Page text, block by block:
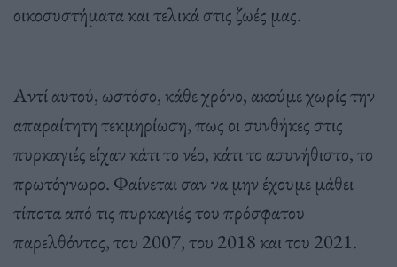
οικοσυστήματα και τελικά στις ζωές μας.
Αντί αυτού, ωστόσο, κάθε χρόνο, ακούμε χωρίς την
απαραίτητη τεκμηρίωση, πως οι συνθήκες στις
πυρκαγιές είχαν κάτι το νέο, κάτι το ασυνήθιστο, το
πρωτόγνωρο. Φαίνεται σαν να μην έχουμε μάθει
τίποτα από τις πυρκαγιές του πρόσφατου
παρελθόντος, του 2007, του 2018 και του 2021.